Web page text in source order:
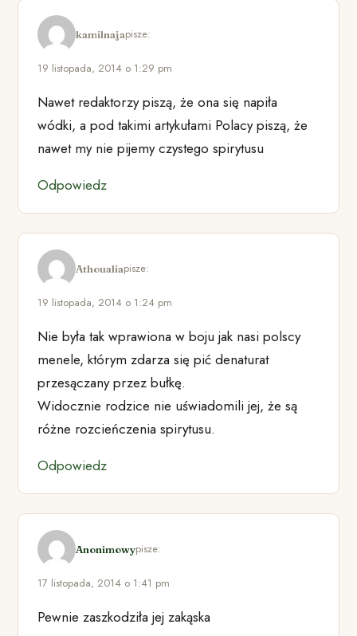
kamilnajapisze:
19 listopada, 2014 o 1:29 pm
Nawet redaktorzy piszą, że ona się napiła
wódki, a pod takimi artykułami Polacy piszą, że
nawet my nie pijemy czystego spirytusu
Odpowiedz
Athoualiapisze:
19 listopada, 2014 o 1:24 pm
Nie była tak wprawiona w boju jak nasi polscy
menele, którym zdarza się pić denaturat
przesączany przez bułkę.
Widocznie rodzice nie uświadomili jej, że są
różne rozcieńczenia spirytusu.
Odpowiedz
Anonimowypisze:
17 listopada, 2014 o 1:41 pm
Pewnie zaszkodziła jej zakąska